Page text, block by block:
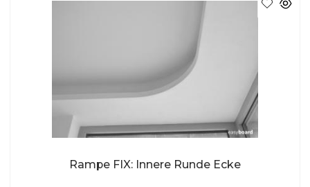
Rampe FIX: Innere Runde Ecke